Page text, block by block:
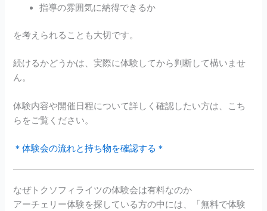
指導の雰囲気に納得できるか
を考えられることも大切です。
続けるかどうかは、実際に体験してから判断して構いませ
ん。
体験内容や開催日程について詳しく確認したい方は、こち
らをご覧ください。
＊体験会の流れと持ち物を確認する＊
なぜトクソフィライツの体験会は有料なのか
アーチェリー体験を探している方の中には、「無料で体験